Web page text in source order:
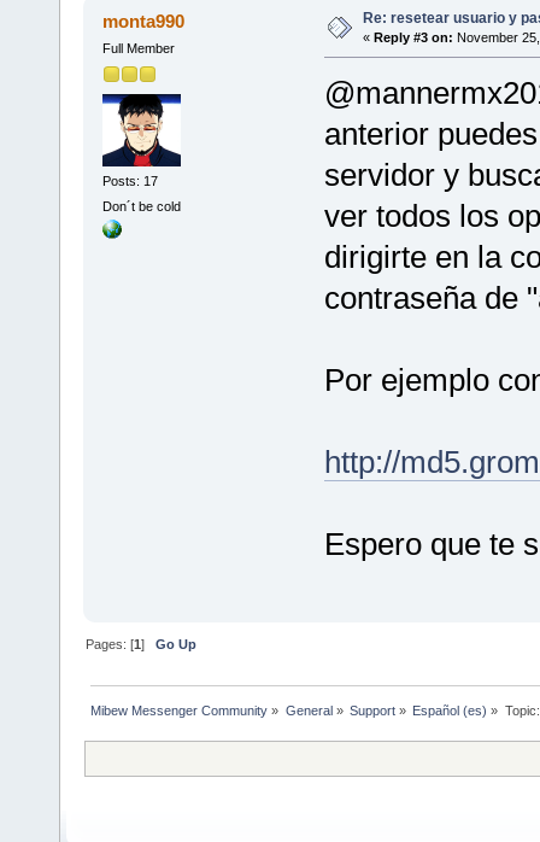
monta990
Full Member
Posts: 17
Don´t be cold
Re: resetear usuario y
« Reply #3 on: November
anterior
servidor y
ver todos los
dirigirte en la
contraseña de
Por ejemplo
http://
Espero que te
Pages: [1]Go Up
Mibew Messenger Community » General» Support» Español (es) »